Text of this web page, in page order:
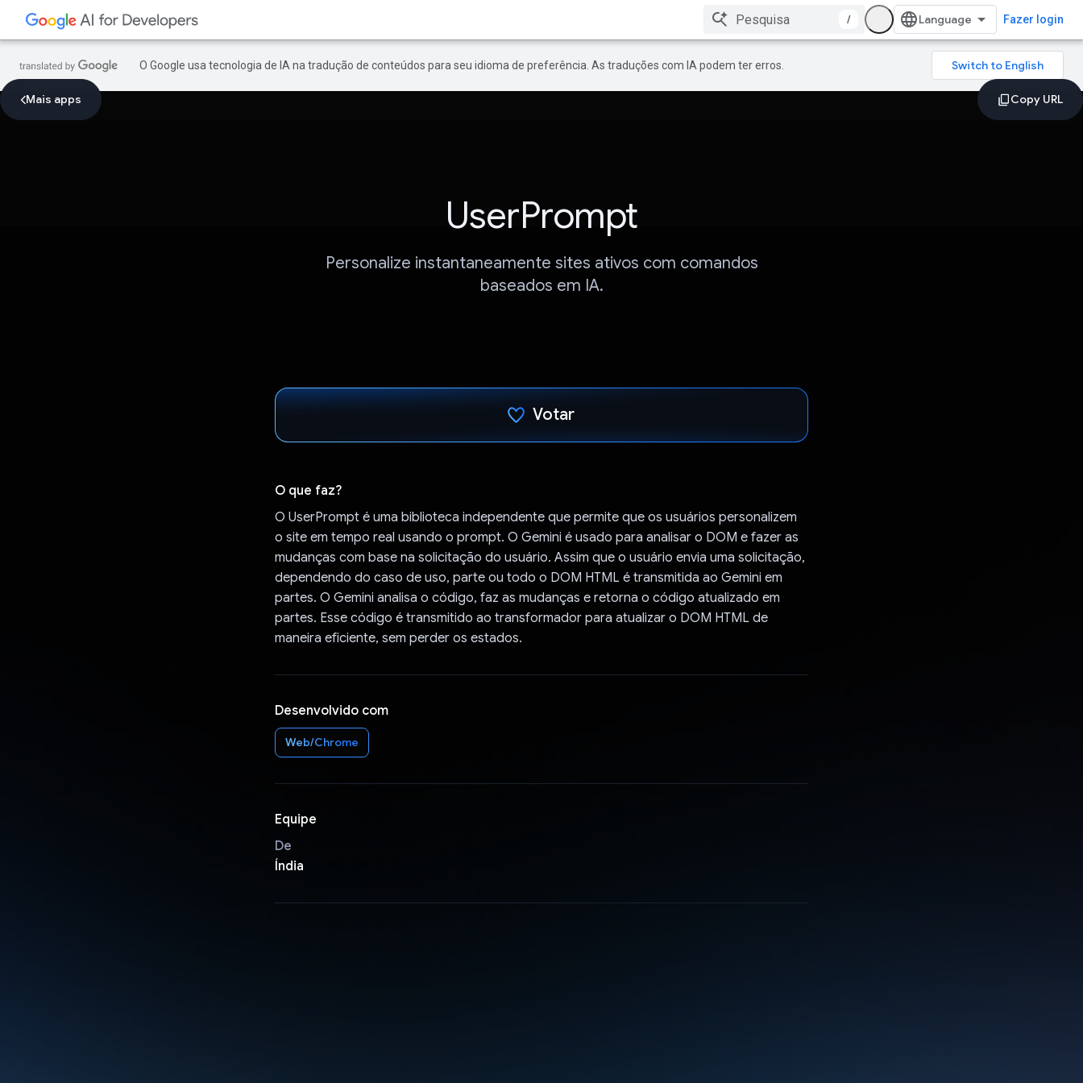
/ Fazer login
O Google usa tecnologia de IA na tradução de conteúdos para seu idioma de preferência. As traduções com IA podem ter erros.
Mais apps
UserPrompt
Personalize instantaneamente sites ativos com comandos
baseados em IA.
Votar
O que faz?
O UserPrompt é uma biblioteca independente que permite que os usuários personalizem
o site em tempo real usando o prompt. O Gemini é usado para analisar o DOM e fazer as
mudanças com base na solicitação do usuário. Assim que o usuário envia uma solicitação,
dependendo do caso de uso, parte ou todo o DOM HTML é transmitida ao Gemini em
partes. O Gemini analisa o código, faz as mudanças e retorna o código atualizado em
partes. Esse código é transmitido ao transformador para atualizar o DOM HTML de
maneira eficiente, sem perder os estados.
Desenvolvido com
Web/Chrome
Equipe
De
Índia